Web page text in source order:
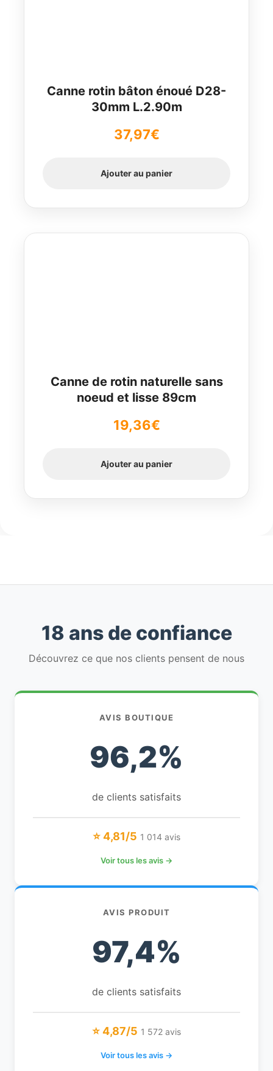
Canne rotin bâton énoué D28-
30mm L.2.90m
37,97€
Ajouter au panier
Canne de rotin naturelle sans
noeud et lisse 89cm
19,36€
Ajouter au panier
18 ans de confiance
Découvrez ce que nos clients pensent de nous
AVIS BOUTIQUE
96,2%
de clients satisfaits
⭐ 4,81/5 1 014 avis
Voir tous les avis →
AVIS PRODUIT
97,4%
de clients satisfaits
⭐ 4,87/5 1 572 avis
Voir tous les avis →